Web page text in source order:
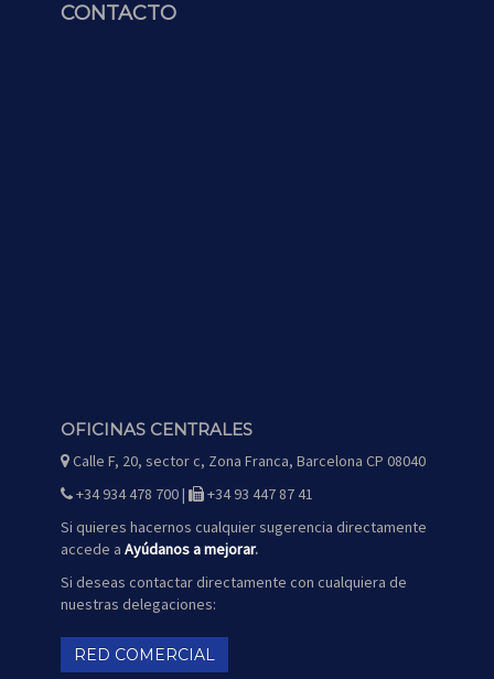
CONTACTO
OFICINAS CENTRALES
icono
mapa
Calle F, 20, sector c, Zona Franca, Barcelona CP 08040
icono
teléfono
+34 934 478 700 |
icono
fax
+34 93 447 87 41
Si quieres hacernos cualquier sugerencia directamente
accede a Ayúdanos a mejorar.
Si deseas contactar directamente con cualquiera de
nuestras delegaciones:
RED COMERCIAL